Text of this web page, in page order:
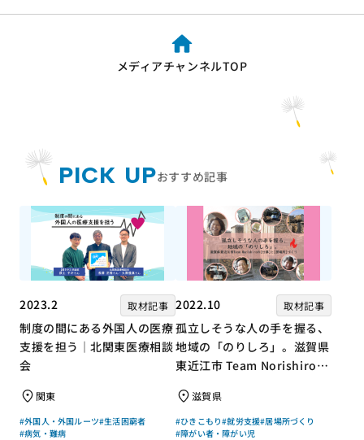
メディアチャンネルTOP
PICK UPおすすめ記事
2023.2 取材記事
制度の間にある外国人の医療
支援を担う｜北関東医療相談
会
関東
#外国人・外国ルーツ#生活困窮者
#病気・難病
2022.10 取材記事
孤立しそうな人の手を握る、
地域の「のりしろ」。滋賀県
東近江市 Team Norishiroの
滋賀県
#ひきこもり#就労支援#居場所づくり
#障がい者・障がい児